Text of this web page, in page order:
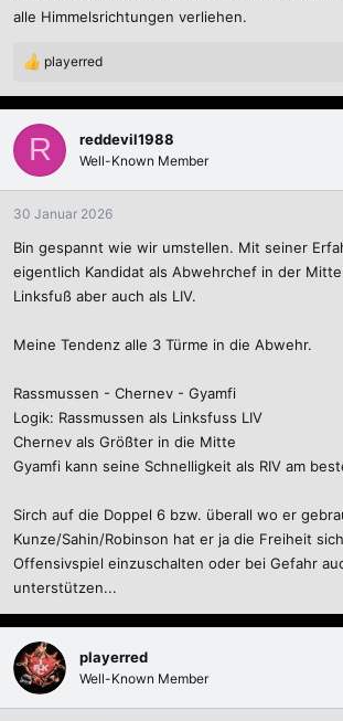
alle Himmelsrichtungen verliehen.
R
a
k
i
o
n
n
:
playerred
R reddevil1988
Well-Known Member
30 Januar 2026
Bin gespannt wie wir umstellen. Mit seiner
eigentlich Kandidat als Abwehrchef in der
Linksfuß aber auch als LIV.
Meine Tendenz alle 3 Türme in die Abwehr.
Rassmussen - Chernev - Gyamfi
Logik: Rassmussen als Linksfuss LIV
Chernev als Größter in die Mitte
Gyamfi kann seine Schnelligkeit als RIV am
Sirch auf die Doppel 6 bzw. überall wo er
Kunze/Sahin/Robinson hat er ja die Freiheit
Offensivspiel einzuschalten oder bei Gefahr
unterstützen...
playerred
Well-Known Member